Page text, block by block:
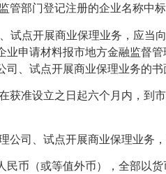
管部门登记注册的企业名称中标
试点开展商业保理业务，应当
业申请材料报市地方金融监督
、试点开展商业保理业务的书
获准设立之日起六个月内，到
公司、试点开展商业保理业务
民币（或等值外币），全部以